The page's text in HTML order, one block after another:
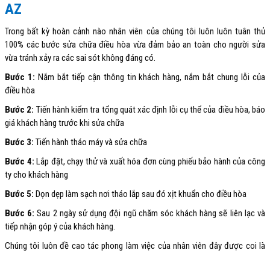
AZ
Trong bất kỳ hoàn cảnh nào nhân viên của chúng tôi luôn luôn tuân thủ
100% các bước sửa chữa điều hòa vừa đảm bảo an toàn cho người sửa
vừa tránh xảy ra các sai sót không đáng có.
Bước 1: Nắm bắt tiếp cận thông tin khách hàng, nắm bắt chung lỗi của
điều hòa
Bước 2: Tiến hành kiểm tra tổng quát xác định lỗi cụ thể của điều hòa, báo
giá khách hàng trước khi sửa chữa
Bước 3: Tiến hành tháo máy và sửa chữa
Bước 4: Lắp đặt, chạy thử và xuất hóa đơn cùng phiếu bảo hành của công
ty cho khách hàng
Bước 5: Dọn dẹp làm sạch nơi tháo lắp sau đó xịt khuẩn cho điều hòa
Bước 6: Sau 2 ngày sử dụng đội ngũ chăm sóc khách hàng sẽ liên lạc và
tiếp nhận góp ý của khách hàng.
Chúng tôi luôn đề cao tác phong làm việc của nhân viên đây được coi là